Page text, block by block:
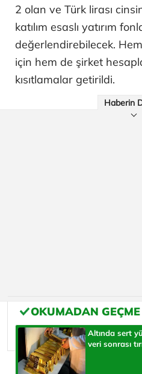
2 olan ve Türk lirası
katılım esaslı yatırım
değerlendirebilecek.
için hem de şirket
kısıtlamalar getirildi.
Haberin
Altında sert
veri sonrası